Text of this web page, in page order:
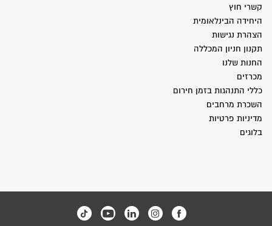
קשרי חוץ
היחידה הבינלאומית
הצהרת נגישות
תקנון חניון המכללה
החנות שלנו
מכרזים
כללי התנהגות בזמן חירום
השכרת מרחבים
מדיניות פרטיות
בלוגים